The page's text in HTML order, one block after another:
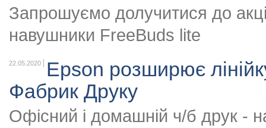
Запрошуємо долучитися до
навушники FreeBuds lite
22.05.2020
Epson розширює
Фабрик Друку
Офісний і домашній ч/б друк -